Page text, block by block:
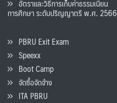
อัตราและวิธีการเก็บค่าธรรมเนียน
การศึกษา ระดับปริญญาตรี พ.ศ. 2566
PBRU Exit Exam
Speexx
Boot Camp
จัดซื้อจัดจ้าง
ITA PBRU